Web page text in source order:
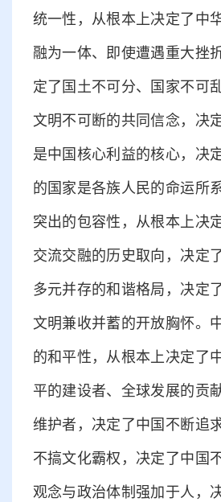
统一性，从根本上决定了中
融为一体、即使遭遇重大挫
定了国土不可分、国家不可
文明不可断的共同信念，决
是中国核心利益的核心，决
的国家是各族人民的命运所
突出的包容性，从根本上决
交流交融的历史取向，决定
多元并存的和谐格局，决定
文明兼收并蓄的开放胸怀。
的和平性，从根本上决定了
平的建设者、全球发展的贡
维护者，决定了中国不断追
不搞文化霸权，决定了中国
观念与政治体制强加于人，